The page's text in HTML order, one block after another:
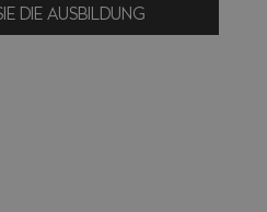
DIE AUSBILDUNG